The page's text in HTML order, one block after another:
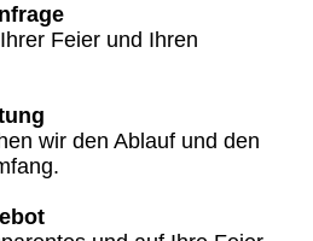
Feier und Ihren
wir den Ablauf und den